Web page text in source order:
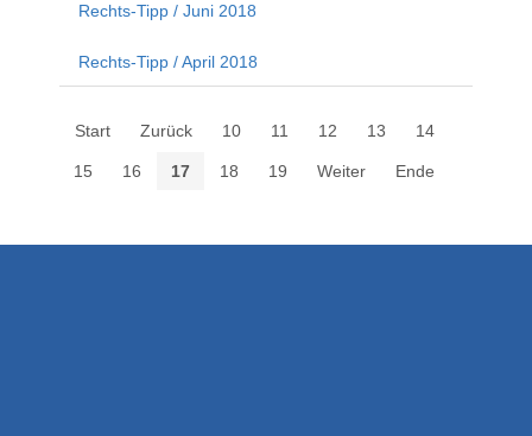
Rechts-Tipp / Juni 2018
Rechts-Tipp / April 2018
Start Zurück 10 11 12 13 14
15 16 17 18 19 Weiter Ende